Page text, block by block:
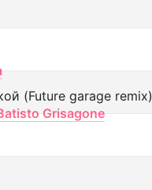
(Future garage remix)
Grisagone